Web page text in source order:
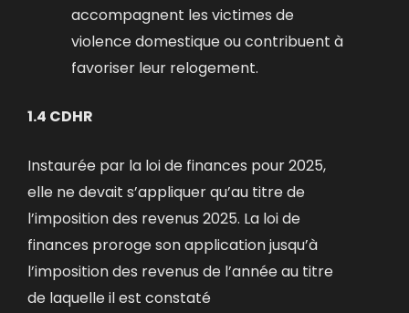
accompagnent les victimes de
violence domestique ou contribuent à
favoriser leur relogement.
1.4 CDHR
Instaurée par la loi de finances pour 2025,
elle ne devait s’appliquer qu’au titre de
l’imposition des revenus 2025. La loi de
finances proroge son application jusqu’à
l’imposition des revenus de l’année au titre
de laquelle il est constaté